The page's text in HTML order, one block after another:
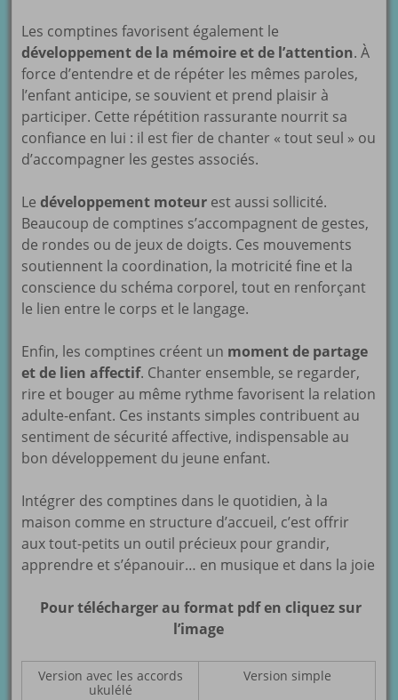
Les comptines favorisent également le
développement de la mémoire et de l’attention. À
force d’entendre et de répéter les mêmes paroles,
l’enfant anticipe, se souvient et prend plaisir à
participer. Cette répétition rassurante nourrit sa
confiance en lui : il est fier de chanter « tout seul » ou
d’accompagner les gestes associés.
Ledéveloppement moteur est aussi sollicité.
Beaucoup de comptines s’accompagnent de gestes,
de rondes ou de jeux de doigts. Ces mouvements
soutiennent la coordination, la motricité fine et la
conscience du schéma corporel, tout en renforçant
le lien entre le corps et le langage.
Enfin, les comptines créent un moment de partage
et de lien affectif. Chanter ensemble, se regarder,
rire et bouger au même rythme favorisent la relation
adulte-enfant. Ces instants simples contribuent au
sentiment de sécurité affective, indispensable au
bon développement du jeune enfant.
Intégrer des comptines dans le quotidien, à la
maison comme en structure d’accueil, c’est offrir
aux tout-petits un outil précieux pour grandir,
apprendre et s’épanouir… en musique et dans la joie
Pour télécharger au format pdf en cliquez sur
l’image
Version avec les accords
ukulélé
Version simple